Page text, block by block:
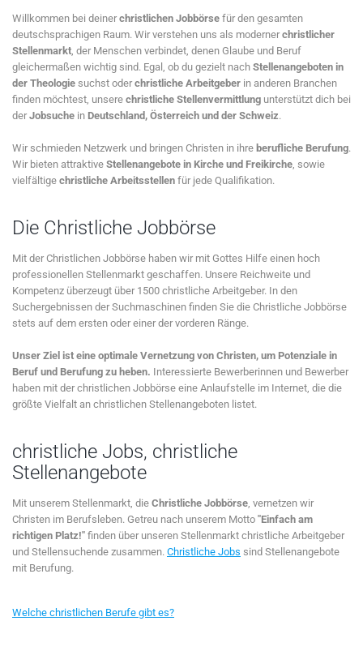
Willkommen bei deinerchristlichen Jobbörse für den gesamten
deutschsprachigen Raum. Wir verstehen uns als modernerchristlicher
Stellenmarkt , der Menschen verbindet, denen Glaube und Beruf
gleichermaßen wichtig sind. Egal, ob du gezielt nach Stellenangeboten in
der Theologie suchst oderchristliche Arbeitgeber in anderen Branchen
finden möchtest, unsere christliche Stellenvermittlung unterstützt dich bei
derJobsuche in Deutschland, Österreich und der Schweiz.
Wir schmieden Netzwerk und bringen Christen in ihre berufliche Berufung.
Wir bieten attraktive Stellenangebote in Kirche und Freikirche , sowie
vielfältige christliche Arbeitsstellen für jede Qualifikation.
Die Christliche Jobbörse
Mit der Christlichen Jobbörse haben wir mit Gottes Hilfe einen hoch
professionellen Stellenmarkt geschaffen. Unsere Reichweite und
Kompetenz überzeugt über 1500 christliche Arbeitgeber. In den
Suchergebnissen der Suchmaschinen finden Sie die Christliche Jobbörse
stets auf dem ersten oder einer der vorderen Ränge.
Unser Ziel ist eine optimale Vernetzung von Christen, um Potenziale in
Beruf und Berufung zu heben. Interessierte Bewerberinnen und Bewerber
haben mit der christlichen Jobbörse eine Anlaufstelle im Internet, die die
größte Vielfalt an christlichen Stellenangeboten listet.
christliche Jobs, christliche
Stellenangebote
Mit unserem Stellenmarkt, die Christliche Jobbörse , vernetzen wir
Christen im Berufsleben. Getreu nach unserem Motto "Einfach am
richtigen Platz!" finden über unseren Stellenmarkt christliche Arbeitgeber
und Stellensuchende zusammen. Christliche Jobs sind Stellenangebote
mit Berufung.
Welche christlichen Berufe gibt es?